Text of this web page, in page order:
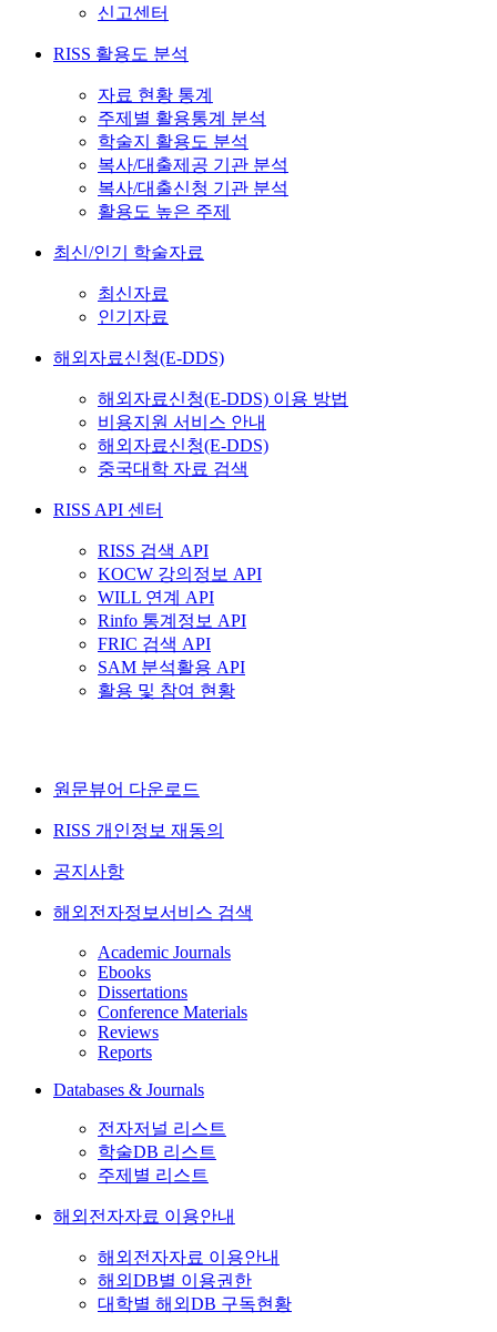
신고센터
RISS 활용도 분석
자료 현황 통계
주제별 활용통계 분석
학술지 활용도 분석
복사/대출제공 기관 분석
복사/대출신청 기관 분석
활용도 높은 주제
최신/인기 학술자료
최신자료
인기자료
해외자료신청(E-DDS)
해외자료신청(E-DDS) 이용 방법
비용지원 서비스 안내
해외자료신청(E-DDS)
중국대학 자료 검색
RISS API 센터
RISS 검색 API
KOCW 강의정보 API
WILL 연계 API
Rinfo 통계정보 API
FRIC 검색 API
SAM 분석활용 API
활용 및 참여 현황
원문뷰어 다운로드
RISS 개인정보 재동의
공지사항
해외전자정보서비스 검색
Academic Journals
Ebooks
Dissertations
Conference Materials
Reviews
Reports
Databases & Journals
전자저널 리스트
학술DB 리스트
주제별 리스트
해외전자자료 이용안내
해외전자자료 이용안내
해외DB별 이용권한
대학별 해외DB 구독현황